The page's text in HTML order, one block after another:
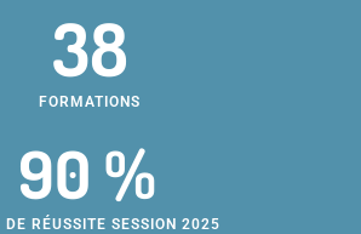
38
FORMATIONS
90 %
DE RÉUSSITE SESSION 2025